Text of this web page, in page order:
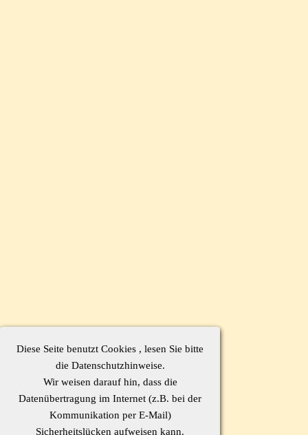
Diese Seite benutzt Cookies , lesen Sie bitte
die Datenschutzhinweise.
Wir weisen darauf hin, dass die
Datenübertragung im Internet (z.B. bei der
Kommunikation per E-Mail)
Sicherheitslücken aufweisen kann.